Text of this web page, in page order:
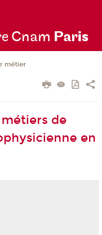
Cnam Paris
métier
de
en